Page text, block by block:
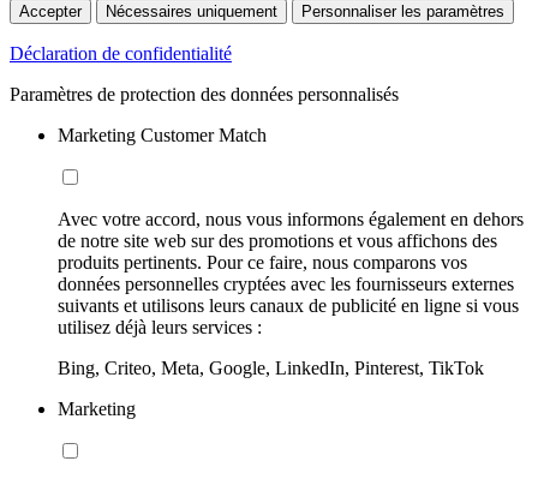
Accepter Nécessaires uniquement Personnaliser les paramètres
Déclaration de confidentialité
Paramètres de protection des données personnalisés
Marketing Customer Match
Avec votre accord, nous vous informons également en dehors
de notre site web sur des promotions et vous affichons des
produits pertinents. Pour ce faire, nous comparons vos
données personnelles cryptées avec les fournisseurs externes
suivants et utilisons leurs canaux de publicité en ligne si vous
utilisez déjà leurs services :
Bing, Criteo, Meta, Google, LinkedIn, Pinterest, TikTok
Marketing